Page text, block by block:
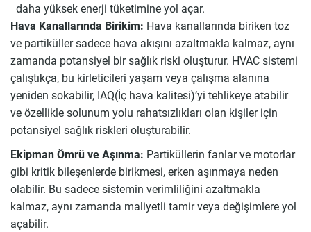
daha yüksek enerji tüketimine yol açar.
Hava Kanallarında Birikim: Hava kanallarında biriken toz
ve partiküller sadece hava akışını azaltmakla kalmaz, aynı
zamanda potansiyel bir sağlık riski oluşturur. HVAC sistemi
çalıştıkça, bu kirleticileri yaşam veya çalışma alanına
yeniden sokabilir, IAQ(İç hava kalitesi)’yi tehlikeye atabilir
ve özellikle solunum yolu rahatsızlıkları olan kişiler için
potansiyel sağlık riskleri oluşturabilir.
Ekipman Ömrü ve Aşınma: Partiküllerin fanlar ve motorlar
gibi kritik bileşenlerde birikmesi, erken aşınmaya neden
olabilir. Bu sadece sistemin verimliliğini azaltmakla
kalmaz, aynı zamanda maliyetli tamir veya değişimlere yol
açabilir.